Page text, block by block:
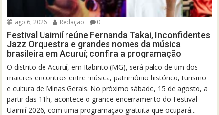
ago 6, 2026 Redação 0
Festival Uaimií reúne Fernanda Takai, Inconfidentes
Jazz Orquestra e grandes nomes da música
brasileira em Acuruí; confira a programação
O distrito de Acuruí, em Itabirito (MG), será palco de um dos
maiores encontros entre música, patrimônio histórico, turismo
e cultura de Minas Gerais. No próximo sábado, 15 de agosto, a
partir das 11h, acontece o grande encerramento do Festival
Uaimií 2026, com uma programação gratuita que ocupará...